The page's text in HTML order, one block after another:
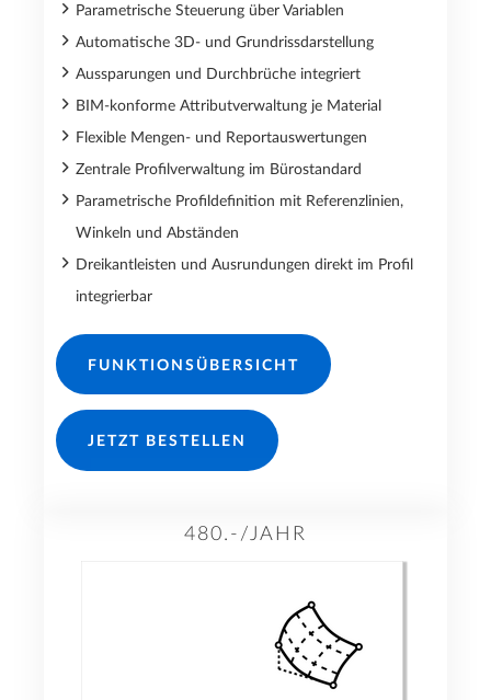
Parametrische Steuerung über Variablen
Automatische 3D- und Grundrissdarstellung
Aussparungen und Durchbrüche integriert
BIM-konforme Attributverwaltung je Material
Flexible Mengen- und Reportauswertungen
Zentrale Profilverwaltung im Bürostandard
Parametrische Profildefinition mit Referenzlinien,
Winkeln und Abständen
Dreikantleisten und Ausrundungen direkt im Profil
integrierbar
FUNKTIONSÜBERSICHT
JETZT BESTELLEN
480.-/JAHR